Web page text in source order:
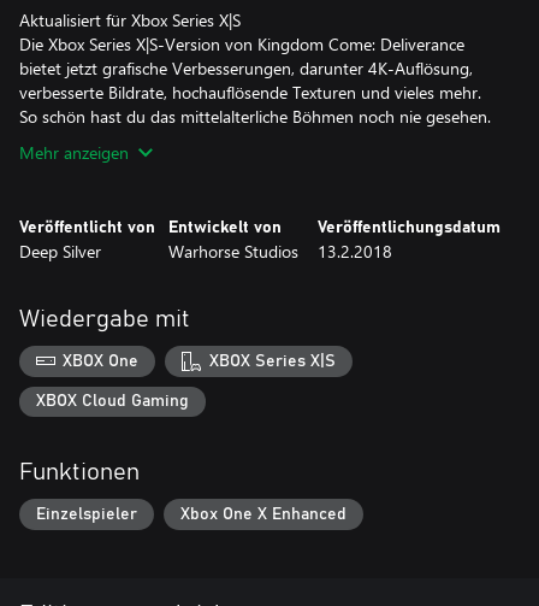
Aktualisiert für Xbox Series X|S
Die Xbox Series X|S-Version von Kingdom Come: Deliverance
bietet jetzt grafische Verbesserungen, darunter 4K-Auflösung,
verbesserte Bildrate, hochauflösende Texturen und vieles mehr.
So schön hast du das mittelalterliche Böhmen noch nie gesehen.
Mehr anzeigen
Veröffentlicht von
Deep Silver
Entwickelt von
Warhorse Studios
Veröffentlichungsdatum
13.2.2018
Wiedergabe mit
XBOX One XBOX Series X|S
XBOX Cloud Gaming
Funktionen
Einzelspieler Xbox One X Enhanced